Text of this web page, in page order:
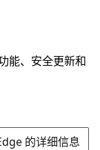
能、安全更新和
的详细信息